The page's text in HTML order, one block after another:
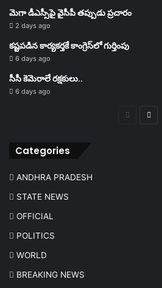
మెగా డీఎస్సీపై వైసీపీ తప్పుడు ప్రచారం
2 days ago
కష్టపడిన కార్యకర్తకే కాంగ్రెస్‌లో గుర్తింపు
6 days ago
సీసీ కెమెరాలే రక్షకులు..
6 days ago
PreviousNext
Categories
ANDHRA PRADESH
STATE NEWS
OFFICIAL
POLITICS
WORLD
BREAKING NEWS